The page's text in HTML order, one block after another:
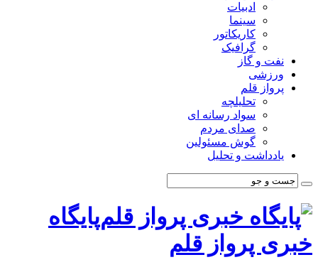
ادبیات
سینما
کاریکاتور
گرافیک
نفت و گاز
ورزشی
پرواز قلم
تحلیلچه
سواد رسانه ای
صدای مردم
گوش مسئولین
یادداشت و تحلیل
پایگاه
خبری پرواز قلم